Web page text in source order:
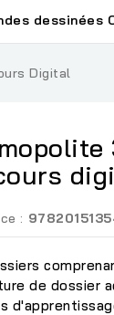
dessinées
Digital
:
de dossier